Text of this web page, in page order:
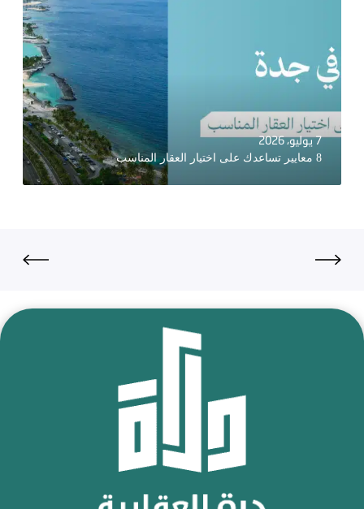
7 يوليو، 2026
8 معايير تساعدك على اختيار العقار المناسب